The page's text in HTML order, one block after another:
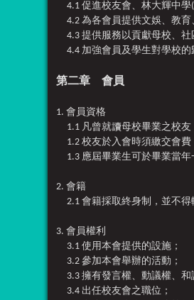
4.1 促進校友會、林大輝中學
4.2 為各會員提供文娛、教
4.3 提供服務以貢獻母校、
4.4 加強會員及學生對學校的
第二章 會員
1. 會員資格
1.1 凡曾就讀母校畢業之校友
1.2 校友於入會時須繳交會費
1.3 應屆畢業生可於畢業當年
2. 會籍
2.1 會籍採取終身制，並不得
3. 會員權利
3.1 使用本會提供的設施；
3.2 參加本會舉辦的活動；
3.3 擁有發言權、動議權、和
3.4 出任校友會之職位；